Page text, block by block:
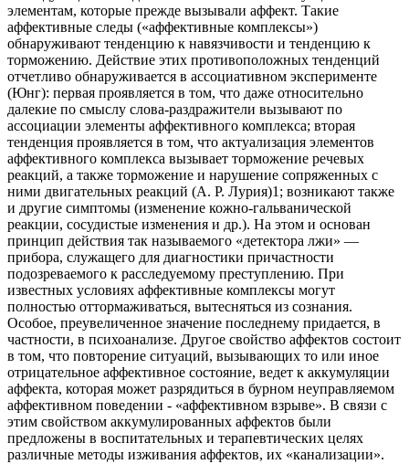
элементам, которые прежде вызывали аффект. Такие
аффективные следы («аффективные комплексы»)
обнаруживают тенденцию к навязчивости и тенденцию к
торможению. Действие этих противоположных тенденций
отчетливо обнаруживается в ассоциативном эксперименте
(Юнг): первая проявляется в том, что даже относительно
далекие по смыслу слова-раздражители вызывают по
ассоциации элементы аффективного комплекса; вторая
тенденция проявляется в том, что актуализация элементов
аффективного комплекса вызывает торможение речевых
реакций, а также торможение и нарушение сопряженных с
ними двигательных реакций (А. Р. Лурия)1; возникают также
и другие симптомы (изменение кожно-гальванической
реакции, сосудистые изменения и др.). На этом и основан
принцип действия так называемого «детектора лжи» —
прибора, служащего для диагностики причастности
подозреваемого к расследуемому преступлению. При
известных условиях аффективные комплексы могут
полностью оттормаживаться, вытесняться из сознания.
Особое, преувеличенное значение последнему придается, в
частности, в психоанализе. Другое свойство аффектов состоит
в том, что повторение ситуаций, вызывающих то или иное
отрицательное аффективное состояние, ведет к аккумуляции
аффекта, которая может разрядиться в бурном неуправляемом
аффективном поведении - «аффективном взрыве». В связи с
этим свойством аккумулированных аффектов были
предложены в воспитательных и терапевтических целях
различные методы изживания аффектов, их «канализации».